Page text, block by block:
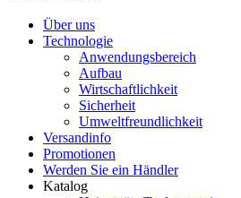
Über uns
Technologie
Anwendungsbereich
Aufbau
Wirtschaftlichkeit
Sicherheit
Umweltfreundlichkeit
Versandinfo
Promotionen
Werden Sie ein Händler
Katalog